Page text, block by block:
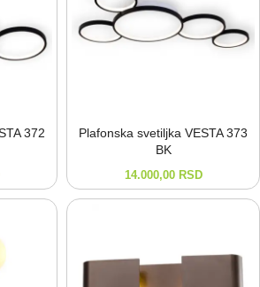
372
Plafonska svetiljka VESTA 373
BK
14.000,00 RSD